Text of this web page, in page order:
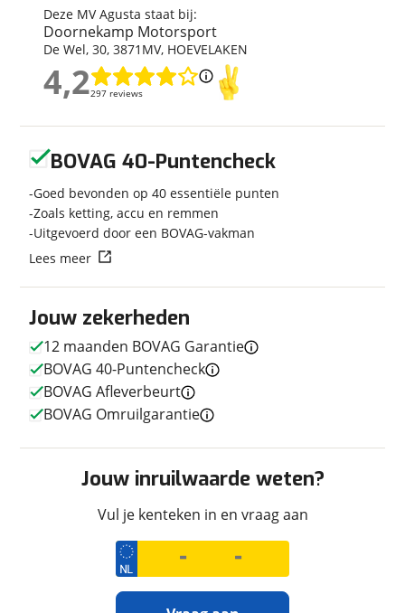
Kenteken
Kilometerstand
19.000 km
Bouwjaar
3-2016
Modeljaar
2015
Categorie
Naked
Geschikt voor
A rijbewijs
Nieuw of occasion
Occasion
Techniek
Transmissie
Motorinhoud
798 cc
Aantal cilinders
3
Vermogen
Topsnelheid
245 km/u
Aandrijving
Achterwiel
Massa ledig voertuig 261 kg
Deze MV Agusta staat bij:
Doornekamp Motorsport
De Wel, 30, 3871MV, HOEVELAKEN
4,2297 reviews
4,2
Jouw zekerheden
12 maanden BOVAG Garantie
BOVAG 40-Puntencheck
BOVAG Afleverbeurt
BOVAG Omruilgarantie
Jouw inruilwaarde weten?
Vul je kenteken in en vraag aan
BOVAG 40-Puntencheck
Goed bevonden op 40 essentiële punten
Zoals ketting, accu en remmen
Uitgevoerd door een BOVAG-vakman
Lees meer